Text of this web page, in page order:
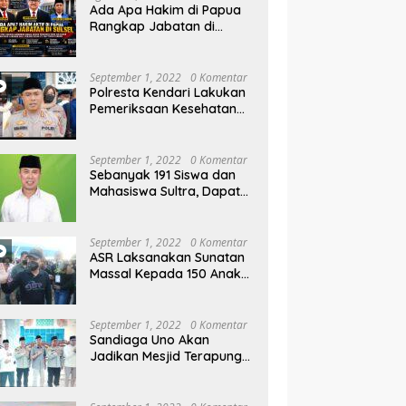
Ada Apa Hakim di Papua
Rangkap Jabatan di
PERJOSI Desak KY – MA
Turun Tangan
September 1, 2022 0 Komentar
Polresta Kendari Lakukan
Pemeriksaan Kesehatan
September 1, 2022 0 Komentar
Sebanyak 191 Siswa dan
Mahasiswa Sultra, Dapat
September 1, 2022 0 Komentar
ASR Laksanakan Sunatan
Massal Kepada 150 Anak
September 1, 2022 0 Komentar
Sandiaga Uno Akan
Jadikan Mesjid Terapung